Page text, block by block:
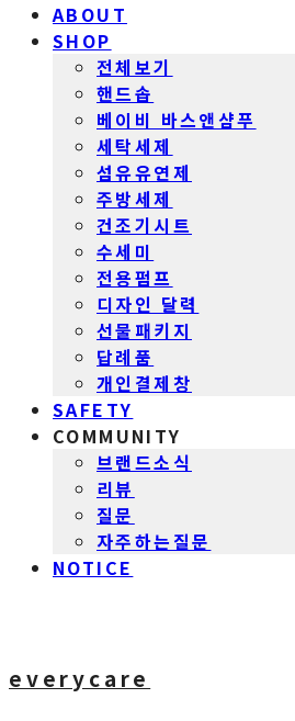
ABOUT
SHOP
전체보기
핸드솝
베이비 바스앤샴푸
세탁세제
섬유유연제
주방세제
건조기시트
수세미
전용펌프
디자인 달력
선물패키지
답례품
개인결제창
SAFETY
COMMUNITY
브랜드소식
리뷰
질문
자주하는질문
NOTICE
everycare